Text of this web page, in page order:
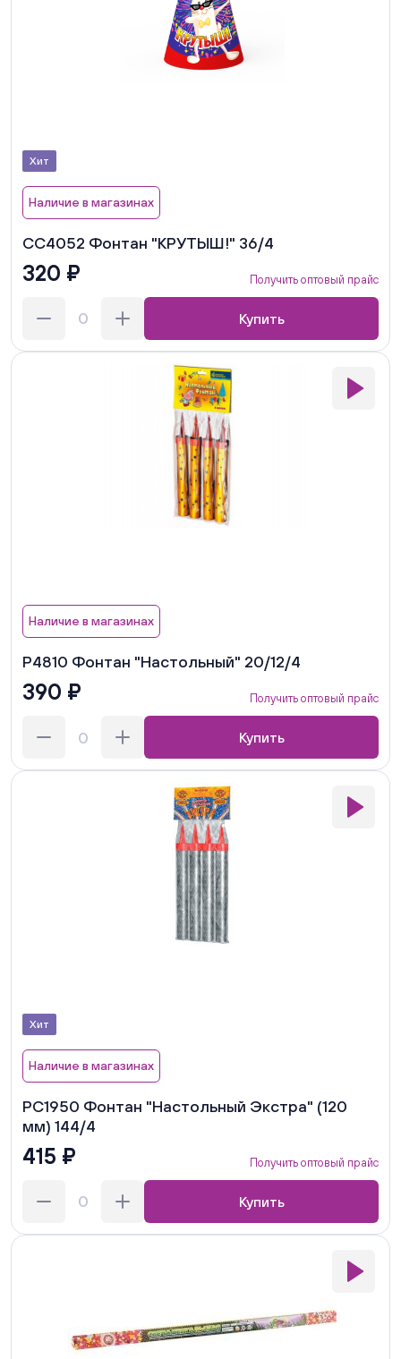
Хит
Наличие в магазинах
СС4052 Фонтан "КРУТЫШ!" 36/4
320 ₽ Получить оптовый прайс
Купить
Наличие в магазинах
Р4810 Фонтан "Настольный" 20/12/4
390 ₽ Получить оптовый прайс
Купить
Хит
Наличие в магазинах
РС1950 Фонтан "Настольный Экстра" (120
мм) 144/4
415 ₽ Получить оптовый прайс
Купить